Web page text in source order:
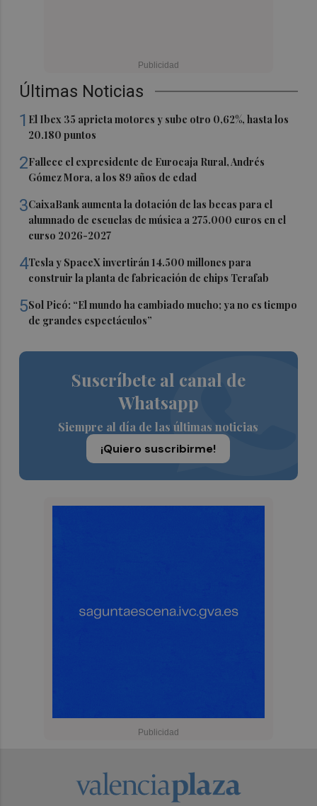
Últimas Noticias
1 El Ibex 35 aprieta motores y sube otro 0,62%, hasta los
20.180 puntos
2Fallece el expresidente de Eurocaja Rural, Andrés
Gómez Mora, a los 89 años de edad
3CaixaBank aumenta la dotación de las becas para el
alumnado de escuelas de música a 275.000 euros en el
curso 2026-2027
4Tesla y SpaceX invertirán 14.500 millones para
construir la planta de fabricación de chips Terafab
5Sol Picó: “El mundo ha cambiado mucho; ya no es tiempo
de grandes espectáculos”
Suscríbete al canal de
Whatsapp
Siempre al día de las últimas noticias
¡Quiero suscribirme!